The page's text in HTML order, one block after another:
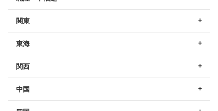
関東
東海
関西
中国